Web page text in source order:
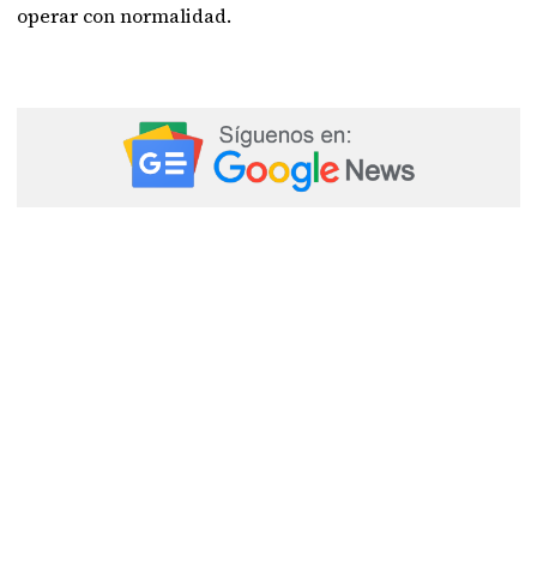
operar con normalidad.